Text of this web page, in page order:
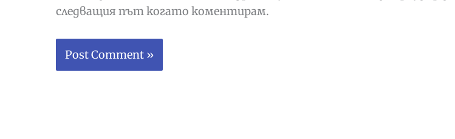
следващия път когато коментирам.